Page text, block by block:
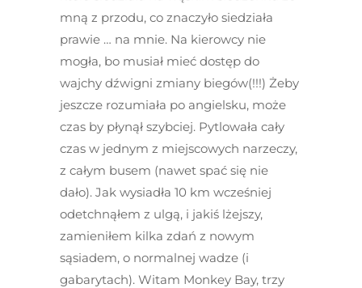
mną z przodu, co znaczyło siedziała
prawie … na mnie. Na kierowcy nie
mogła, bo musiał mieć dostęp do
wajchy dźwigni zmiany biegów(!!!) Żeby
jeszcze rozumiała po angielsku, może
czas by płynął szybciej. Pytlowała cały
czas w jednym z miejscowych narzeczy,
z całym busem (nawet spać się nie
dało). Jak wysiadła 10 km wcześniej
odetchnąłem z ulgą, i jakiś lżejszy,
zamieniłem kilka zdań z nowym
sąsiadem, o normalnej wadze (i
gabarytach). Witam Monkey Bay, trzy